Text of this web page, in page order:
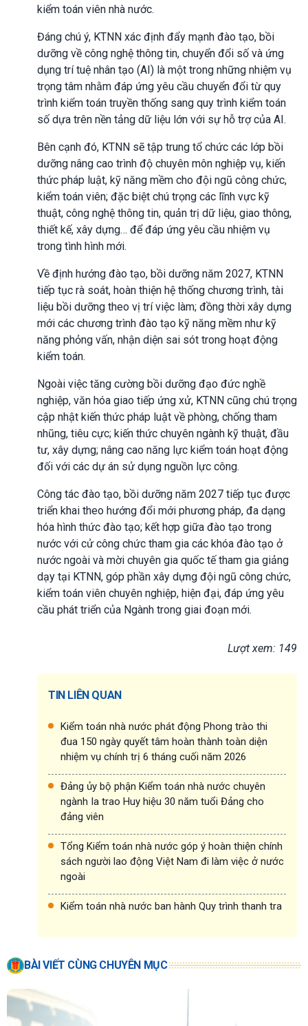
kiểm toán viên nhà nước.
Đáng chú ý, KTNN xác định đẩy mạnh đào tạo, bồi
dưỡng về công nghệ thông tin, chuyển đổi số và ứng
dụng trí tuệ nhân tạo (AI) là một trong những nhiệm vụ
trọng tâm nhằm đáp ứng yêu cầu chuyển đổi từ quy
trình kiểm toán truyền thống sang quy trình kiểm toán
số dựa trên nền tảng dữ liệu lớn với sự hỗ trợ của AI.
Bên cạnh đó, KTNN sẽ tập trung tổ chức các lớp bồi
dưỡng nâng cao trình độ chuyên môn nghiệp vụ, kiến
thức pháp luật, kỹ năng mềm cho đội ngũ công chức,
kiểm toán viên; đặc biệt chú trọng các lĩnh vực kỹ
thuật, công nghệ thông tin, quản trị dữ liệu, giao thông,
thiết kế, xây dựng… để đáp ứng yêu cầu nhiệm vụ
trong tình hình mới.
Về định hướng đào tạo, bồi dưỡng năm 2027, KTNN
tiếp tục rà soát, hoàn thiện hệ thống chương trình, tài
liệu bồi dưỡng theo vị trí việc làm; đồng thời xây dựng
mới các chương trình đào tạo kỹ năng mềm như kỹ
năng phỏng vấn, nhận diện sai sót trong hoạt động
kiểm toán.
Ngoài việc tăng cường bồi dưỡng đạo đức nghề
nghiệp, văn hóa giao tiếp ứng xử, KTNN cũng chú trọng
cập nhật kiến thức pháp luật về phòng, chống tham
nhũng, tiêu cực; kiến thức chuyên ngành kỹ thuật, đầu
tư, xây dựng; nâng cao năng lực kiểm toán hoạt động
đối với các dự án sử dụng nguồn lực công.
Công tác đào tạo, bồi dưỡng năm 2027 tiếp tục được
triển khai theo hướng đổi mới phương pháp, đa dạng
hóa hình thức đào tạo; kết hợp giữa đào tạo trong
nước với cử công chức tham gia các khóa đào tạo ở
nước ngoài và mời chuyên gia quốc tế tham gia giảng
dạy tại KTNN, góp phần xây dựng đội ngũ công chức,
kiểm toán viên chuyên nghiệp, hiện đại, đáp ứng yêu
cầu phát triển của Ngành trong giai đoạn mới.
Lượt xem: 149
TIN LIÊN QUAN
Kiểm toán nhà nước phát động Phong trào thi
đua 150 ngày quyết tâm hoàn thành toàn diện
nhiệm vụ chính trị 6 tháng cuối năm 2026
Đảng ủy bộ phận Kiểm toán nhà nước chuyên
ngành Ia trao Huy hiệu 30 năm tuổi Đảng cho
đảng viên
Tổng Kiểm toán nhà nước góp ý hoàn thiện chính
sách người lao động Việt Nam đi làm việc ở nước
ngoài
Kiểm toán nhà nước ban hành Quy trình thanh tra
BÀI VIẾT CÙNG CHUYÊN MỤC